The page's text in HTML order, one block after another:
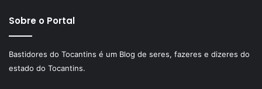
Sobre o Portal
Bastidores do Tocantins é um Blog de seres, fazeres e dizeres do
estado do Tocantins.